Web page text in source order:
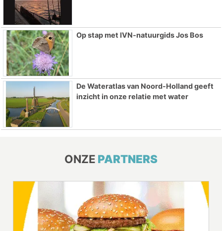
Op stap met IVN-natuurgids Jos Bos
De Wateratlas van Noord-Holland geeft
inzicht in onze relatie met water
ONZE PARTNERS